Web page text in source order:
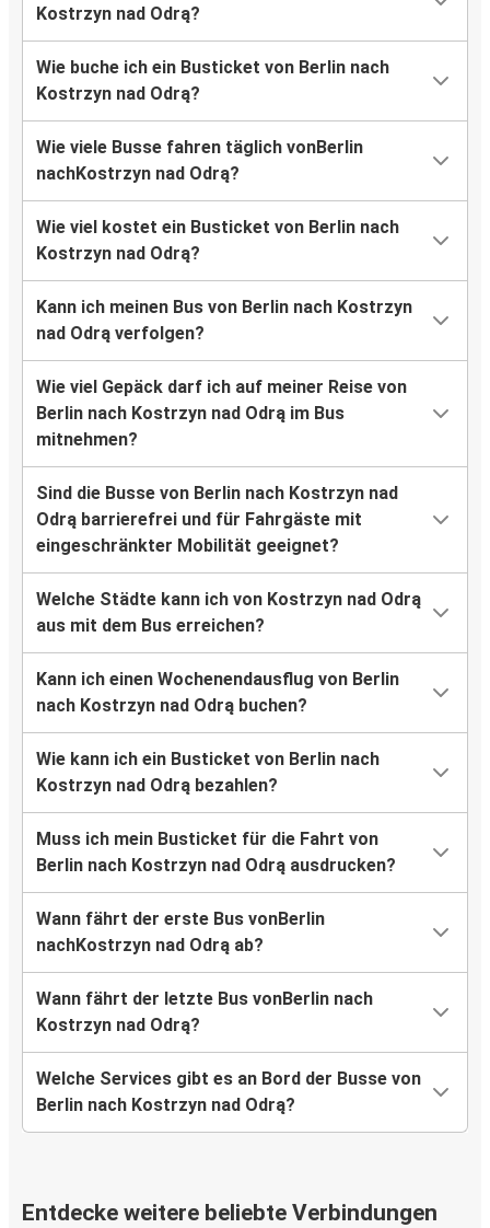
Kostrzyn nad Odrą?
Wie buche ich ein Busticket von Berlin nach
Kostrzyn nad Odrą?
Wie viele Busse fahren täglich vonBerlin
nachKostrzyn nad Odrą?
Wie viel kostet ein Busticket von Berlin nach
Kostrzyn nad Odrą?
Kann ich meinen Bus von Berlin nach Kostrzyn
nad Odrą verfolgen?
Wie viel Gepäck darf ich auf meiner Reise von
Berlin nach Kostrzyn nad Odrą im Bus
mitnehmen?
Sind die Busse von Berlin nach Kostrzyn nad
Odrą barrierefrei und für Fahrgäste mit
eingeschränkter Mobilität geeignet?
Welche Städte kann ich von Kostrzyn nad Odrą
aus mit dem Bus erreichen?
Kann ich einen Wochenendausflug von Berlin
nach Kostrzyn nad Odrą buchen?
Wie kann ich ein Busticket von Berlin nach
Kostrzyn nad Odrą bezahlen?
Muss ich mein Busticket für die Fahrt von
Berlin nach Kostrzyn nad Odrą ausdrucken?
Wann fährt der erste Bus vonBerlin
nachKostrzyn nad Odrą ab?
Wann fährt der letzte Bus vonBerlin nach
Kostrzyn nad Odrą?
Welche Services gibt es an Bord der Busse von
Berlin nach Kostrzyn nad Odrą?
Entdecke weitere beliebte Verbindungen